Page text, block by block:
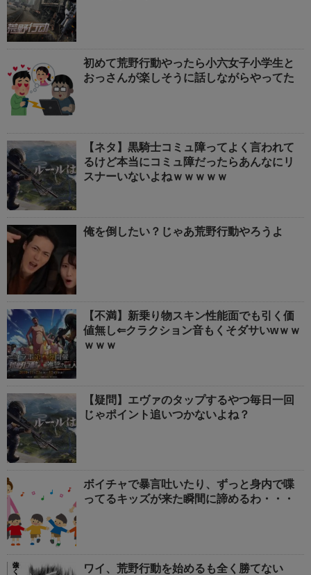
初めて荒野行動やったら小六女子小学生と
おっさんが楽しそうに話しながらやってた
【ネタ】黒騎士コミュ障ってよく言われて
るけど本当にコミュ障だったらあんなにリ
スナーいないよねｗｗｗｗｗ
俺を倒したい？じゃあ荒野行動やろうよ
【不満】新乗り物スキン性能面でも引く価
値無し⇐クラクション音もくそダサいwｗｗ
ｗｗｗ
【疑問】エヴァのタップするやつ毎日一回
じゃポイント追いつかないよね？
ボイチャで暴言吐いたり、ずっと身内で喋
ってるキッズが来た瞬間に諦めるわ・・・
ワイ、荒野行動を始めるも全く勝てない